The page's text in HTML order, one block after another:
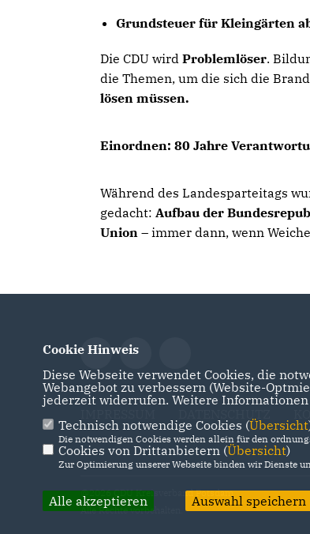
Grundsteuer für Kleingärten
Die CDU wird Problemlöser.
die Themen, um die sich die
lösen müssen.
Einordnen: 80 Jahre
Während des Landesparteitags
gedacht: Aufbau der
Union – immer dann, wenn
@2026 CDU Kreisverband Potsdam
Alle Rechte vorbehalten.
Cookie Hinweis
Diese Webseite verwendet Cookies, die
Webangebot zu verbessern (Website-
jederzeit widerrufen. Weitere
Technisch notwendige Cookies (Übersicht
Die notwendigen Cookies werden allein für den
Cookies von Drittanbietern (Übersicht)
Zur Optimierung unserer Webseite binden wir Dienste
Alle akzeptieren Auswahl speichern